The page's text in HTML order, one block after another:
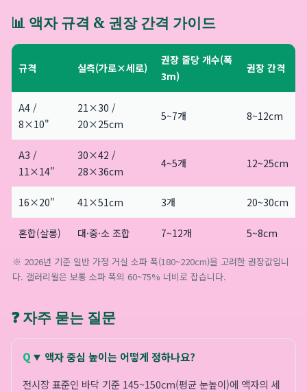
📊 액자 규격 & 권장 간격 가이드
규격 실측(가로×세로)
권장 줄당 개수(폭
3m)
권장 간격
A4 /
8×10"
21×30 /
20×25cm
5~7개 8~12cm
A3 /
11×14"
30×42 /
28×36cm
4~5개 12~25cm
16×20" 41×51cm 3개 20~30cm
혼합(살롱) 대·중·소 조합 7~12개 5~8cm
※ 2026년 기준 일반 가정 거실 소파 폭(180~220cm)을 고려한 권장값입니
다. 갤러리월은 보통 소파 폭의 60~75% 너비로 잡습니다.
❓ 자주 묻는 질문
액자 중심 높이는 어떻게 정하나요?
전시장 표준인 바닥 기준 145~150cm(평균 눈높이)에 액자의 세